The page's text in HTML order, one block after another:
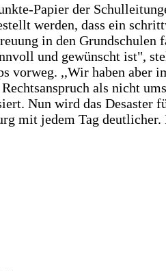
Papier der
werden, dass ein
in den Grundschulen
und gewünscht ist",
vorweg. ,,Wir haben aber
als nicht
Nun wird das Desaster
mit jedem Tag deutlicher.